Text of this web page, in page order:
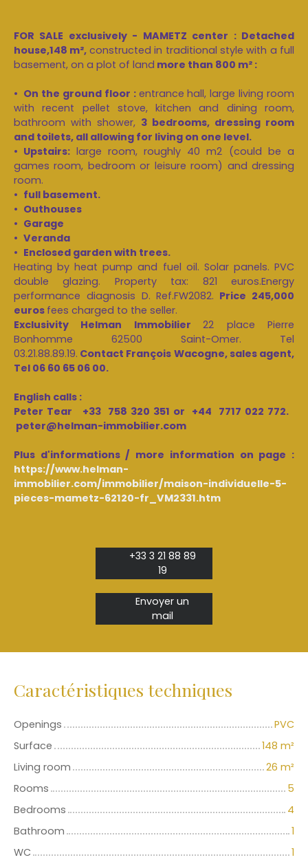
FOR SALE exclusively - MAMETZ center : Detached
house,148 m², constructed in traditional style with a full
basement, on a plot of land more than 800 m² :
On the ground floor : entrance hall, large living room
with recent pellet stove, kitchen and dining room,
bathroom with shower, 3 bedrooms, dressing room
and toilets, all allowing for living on one level.
Upstairs: large room, roughly 40 m2 (could be a
games room, bedroom or leisure room) and dressing
room.
full basement.
Outhouses
Garage
Veranda
Enclosed garden with trees.
Heating by heat pump and fuel oil. Solar panels. PVC
double glazing. Property tax: 821 euros.Energy
performance diagnosis D. Ref.FW2082. Price 245,000
euros fees charged to the seller.
Exclusivity Helman Immobilier22 place Pierre
Bonhomme 62500 Saint-Omer. Tel
03.21.88.89.19. Contact François Wacogne, sales agent,
Tel 06 60 65 06 00.
English calls :
Peter Tear +33 758 320 351 or +44 7717 022 772.
peter@helman-immobilier.com
Plus d'informations / more information on page :
https://www.helman-
immobilier.com/immobilier/maison-individuelle-5-
pieces-mametz-62120-fr_VM2331.htm
+33 3 21 88 89
19
Envoyer un
mail
Caractéristiques techniques
Openings
PVC
Surface
148 m²
Living room
26 m²
Rooms
5
Bedrooms
4
Bathroom
1
WC
1